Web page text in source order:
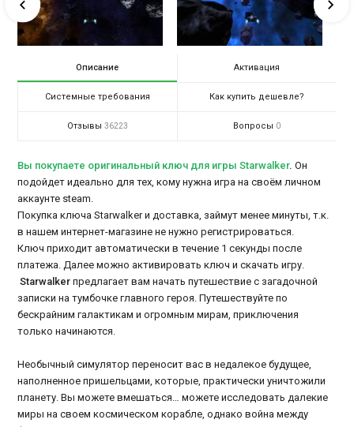
Описание Активация
Системные требования Как купить дешевле?
Отзывы 36223 Вопросы 0
Вы покупаете оригинальный ключ для игры Starwalker. Он
подойдет идеально для тех, кому нужна игра на своём личном
аккаунте steam.
Покупка ключа Starwalker и доставка, займут менее минуты, т.к.
в нашем интернет-магазине не нужно регистрироваться.
Ключ приходит автоматически в течение 1 секунды после
платежа. Далее можно активировать ключ и скачать игру.
Starwalker предлагает вам начать путешествие с загадочной
записки на тумбочке главного героя. Путешествуйте по
бескрайним галактикам и огромным мирам, приключения
только начинаются.
Необычный симулятор переносит вас в недалекое будущее,
наполненное пришельцами, которые, практически уничтожили
планету. Вы можете вмешаться… можете исследовать далекие
миры на своем космическом корабле, однако война между